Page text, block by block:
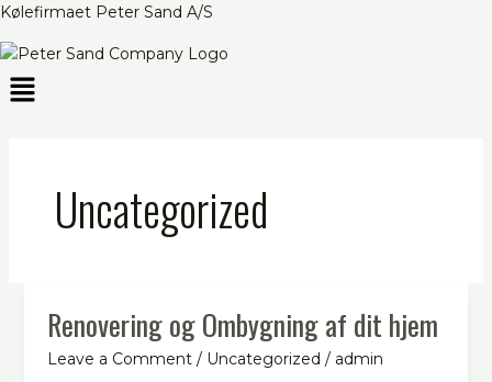
Skip
content
Kølefirmaet Peter Sand A/S
Menu
Uncategorized
Renovering og Ombygning af dit hjem
Leave a Comment / Uncategorized / admin
Renovering
og
Ombygning